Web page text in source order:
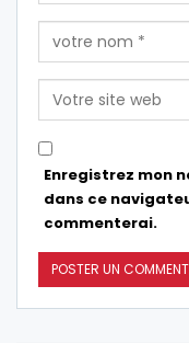
Enregistrez mon
dans ce
commenterai.